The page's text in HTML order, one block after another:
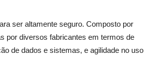
ser altamente seguro. Composto por
por diversos fabricantes em termos de
de dados e sistemas, e agilidade no uso